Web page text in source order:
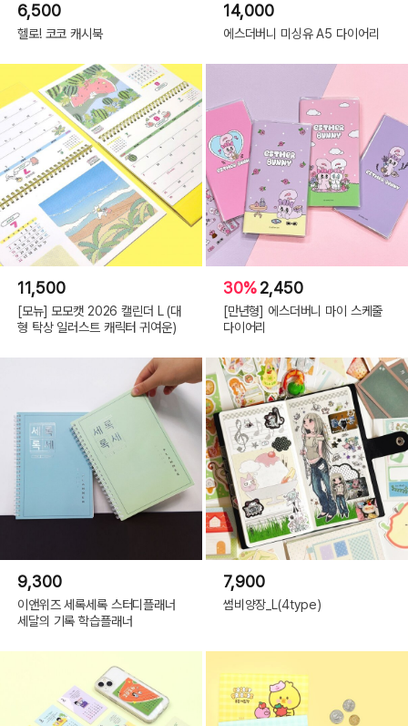
6,500
헬로! 코코 캐시북
14,000
에스더버니 미싱유 A5 다이어리
11,500
[모뉴] 모모캣 2026 캘린더 L (대
형 탁상 일러스트 캐릭터 귀여운)
30%2,450
[만년형] 에스더버니 마이 스케줄
다이어리
9,300
이앤위즈 세록세록 스터디플래너
세달의 기록 학습플래너
7,900
썸비양장_L(4type)